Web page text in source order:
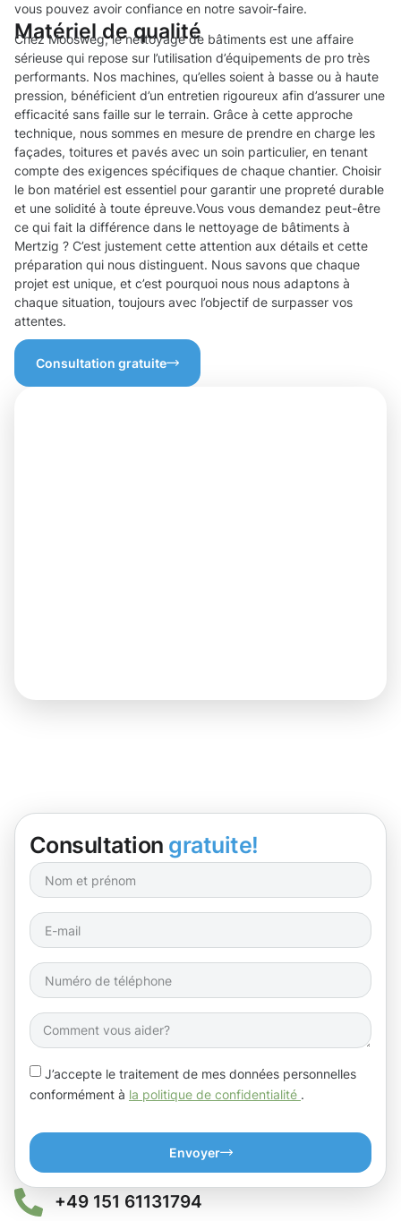
vous pouvez avoir confiance en notre savoir-faire.
Matériel de qualité
Chez Moosweg, le nettoyage de bâtiments est une affaire
sérieuse qui repose sur l’utilisation d’équipements de pro très
performants. Nos machines, qu’elles soient à basse ou à haute
pression, bénéficient d’un entretien rigoureux afin d’assurer une
efficacité sans faille sur le terrain. Grâce à cette approche
technique, nous sommes en mesure de prendre en charge les
façades, toitures et pavés avec un soin particulier, en tenant
compte des exigences spécifiques de chaque chantier. Choisir
le bon matériel est essentiel pour garantir une propreté durable
et une solidité à toute épreuve.Vous vous demandez peut-être
ce qui fait la différence dans le nettoyage de bâtiments à
Mertzig ? C’est justement cette attention aux détails et cette
préparation qui nous distinguent. Nous savons que chaque
projet est unique, et c’est pourquoi nous nous adaptons à
chaque situation, toujours avec l’objectif de surpasser vos
attentes.
Consultation gratuite
Consultation gratuite!
J’accepte le traitement de mes données personnelles
conformément à la politique de confidentialité .
Envoyer
+49 151 61131794